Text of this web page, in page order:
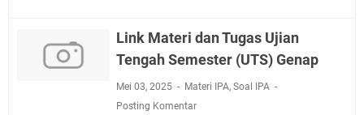
Link Materi dan Tugas Ujian
Tengah Semester (UTS) Genap
Mei 03, 2025 Materi IPA, Soal IPA
Posting Komentar